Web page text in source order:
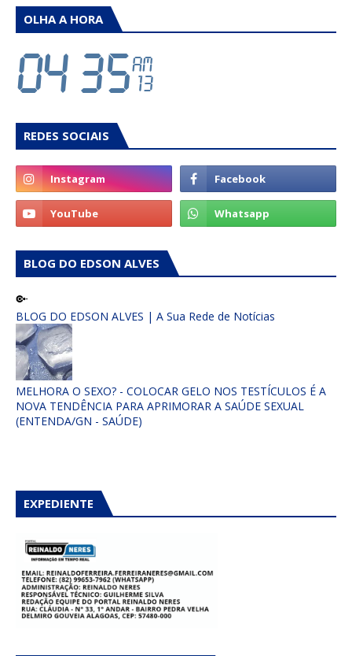
OLHA A HORA
REDES SOCIAIS
BLOG DO EDSON ALVES
BLOG DO EDSON ALVES | A Sua Rede de Notícias
MELHORA O SEXO? - COLOCAR GELO NOS TESTÍCULOS É A
NOVA TENDÊNCIA PARA APRIMORAR A SAÚDE SEXUAL
(ENTENDA/GN - SAÚDE)
EXPEDIENTE